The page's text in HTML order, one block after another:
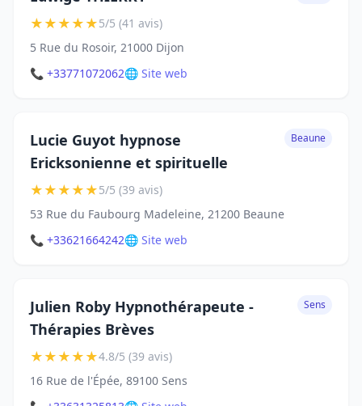
★★★★★5/5 (41 avis)
5 Rue du Rosoir, 21000 Dijon
📞 +33771072062🌐 Site web
Lucie Guyot hypnose
Ericksonienne et spirituelle
Beaune
★★★★★5/5 (39 avis)
53 Rue du Faubourg Madeleine, 21200 Beaune
📞 +33621664242🌐 Site web
Julien Roby Hypnothérapeute -
Thérapies Brèves
Sens
★★★★★4.8/5 (39 avis)
16 Rue de l'Épée, 89100 Sens